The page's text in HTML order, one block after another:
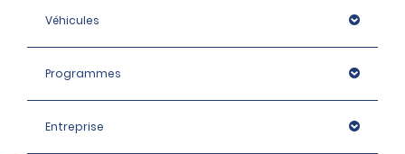
Véhicules
Programmes
Entreprise